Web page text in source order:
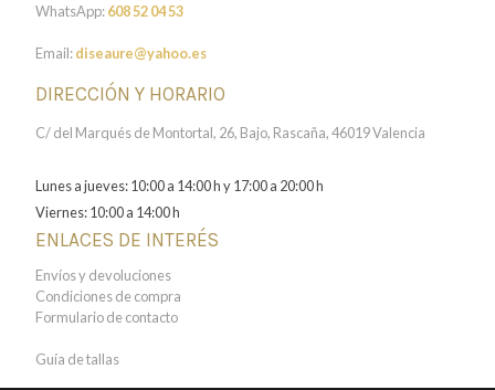
WhatsApp:608 52 04 53
Email:diseaure@yahoo.es
DIRECCIÓN Y HORARIO
C/ del Marqués de Montortal, 26, Bajo, Rascaña, 46019 Valencia
Lunes a jueves: 10:00 a 14:00 h y 17:00 a 20:00 h
Viernes: 10:00 a 14:00 h
ENLACES DE INTERÉS
Envíos y devoluciones
Condiciones de compra
Formulario de contacto
Guía de tallas